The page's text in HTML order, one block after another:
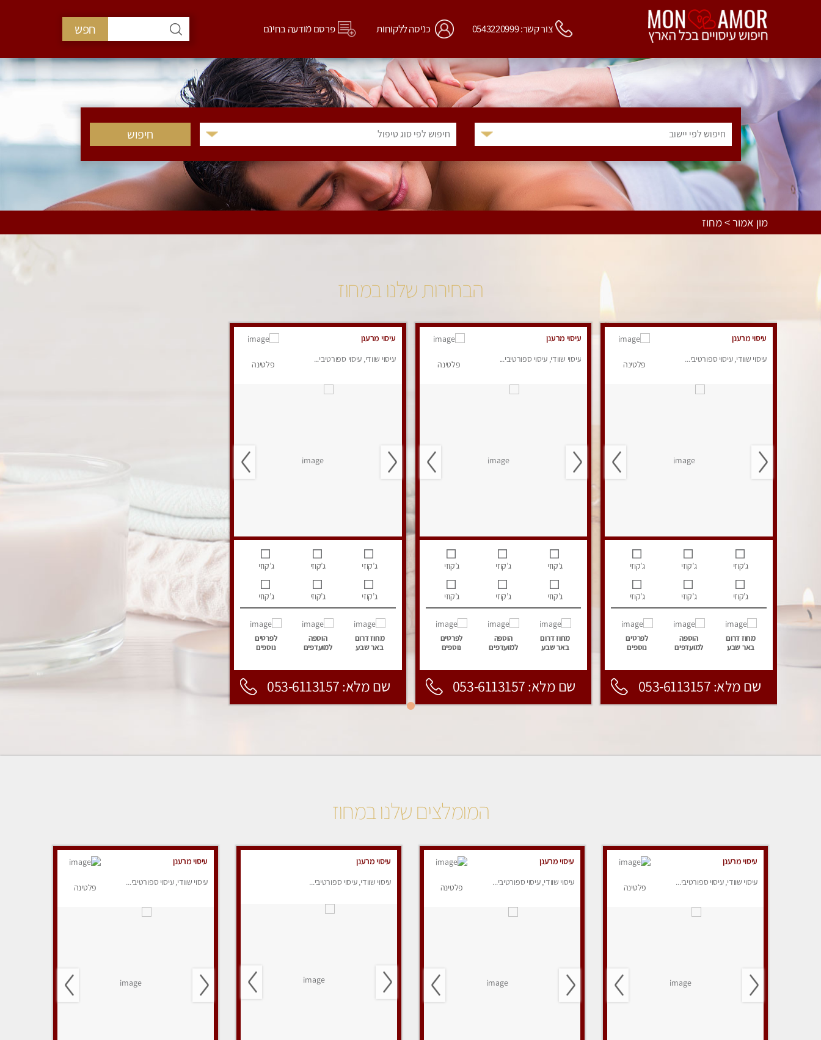
צור קשר: 0543220999 כניסה ללקוחות פרסם מודעה בחינם חפש
חיפוש לפי יישוב חיפוש לפי סוג טיפול
מון אמור > מחוז
הבחירות שלנו במחוז
עיסוי מרענן
עיסוי שוודי, עיסוי ספורטיבי...
פלטינה
ג’קוזי ג’קוזי ג’קוזי
ג’קוזי ג’קוזי ג’קוזי
מחוז דרום
באר שבע
הוספה
למועדפים
לפרטים
נוספים
שם מלא: 053-6113157
עיסוי מרענן
עיסוי שוודי, עיסוי ספורטיבי...
פלטינה
ג’קוזי ג’קוזי ג’קוזי
ג’קוזי ג’קוזי ג’קוזי
מחוז דרום
באר שבע
הוספה
למועדפים
לפרטים
נוספים
שם מלא: 053-6113157
עיסוי מרענן
עיסוי שוודי, עיסוי ספורטיבי...
פלטינה
ג’קוזי ג’קוזי ג’קוזי
ג’קוזי ג’קוזי ג’קוזי
מחוז דרום
באר שבע
הוספה
למועדפים
לפרטים
נוספים
שם מלא: 053-6113157
המומלצים שלנו במחוז
עיסוי מרענן
עיסוי שוודי, עיסוי ספורטיבי...
פלטינה
עיסוי מרענן
עיסוי שוודי, עיסוי ספורטיבי...
פלטינה
עיסוי מרענן
עיסוי שוודי, עיסוי ספורטיבי...
עיסוי מרענן
עיסוי שוודי, עיסוי ספורטיבי...
פלטינה